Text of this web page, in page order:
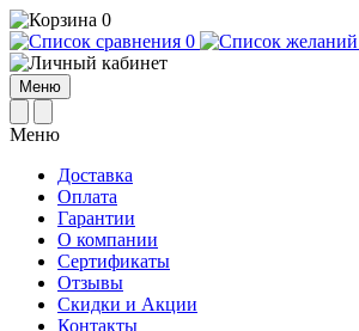
0
0
Меню
Меню
Доставка
Оплата
Гарантии
О компании
Сертификаты
Отзывы
Cкидки и Акции
Контакты